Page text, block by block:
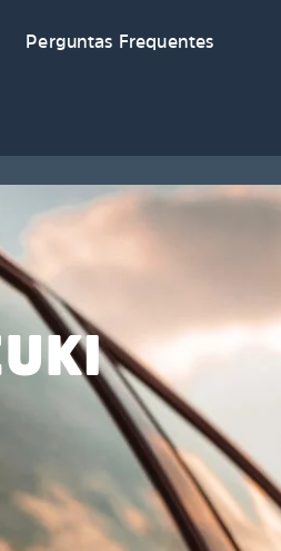
Perguntas Frequentes